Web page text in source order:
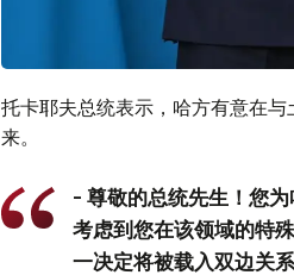
托卡耶夫总统表示，哈方有意在
来。
- 尊敬的总统先生！您
考虑到您在该领域的特
一决定将被载入双边关